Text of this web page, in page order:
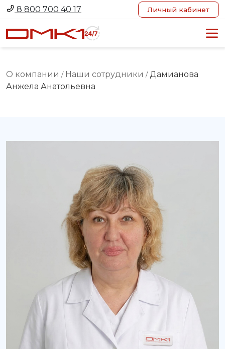
8 800 700 40 17 Личный кабинет
О компании / Наши сотрудники / Дамианова
Анжела Анатольевна